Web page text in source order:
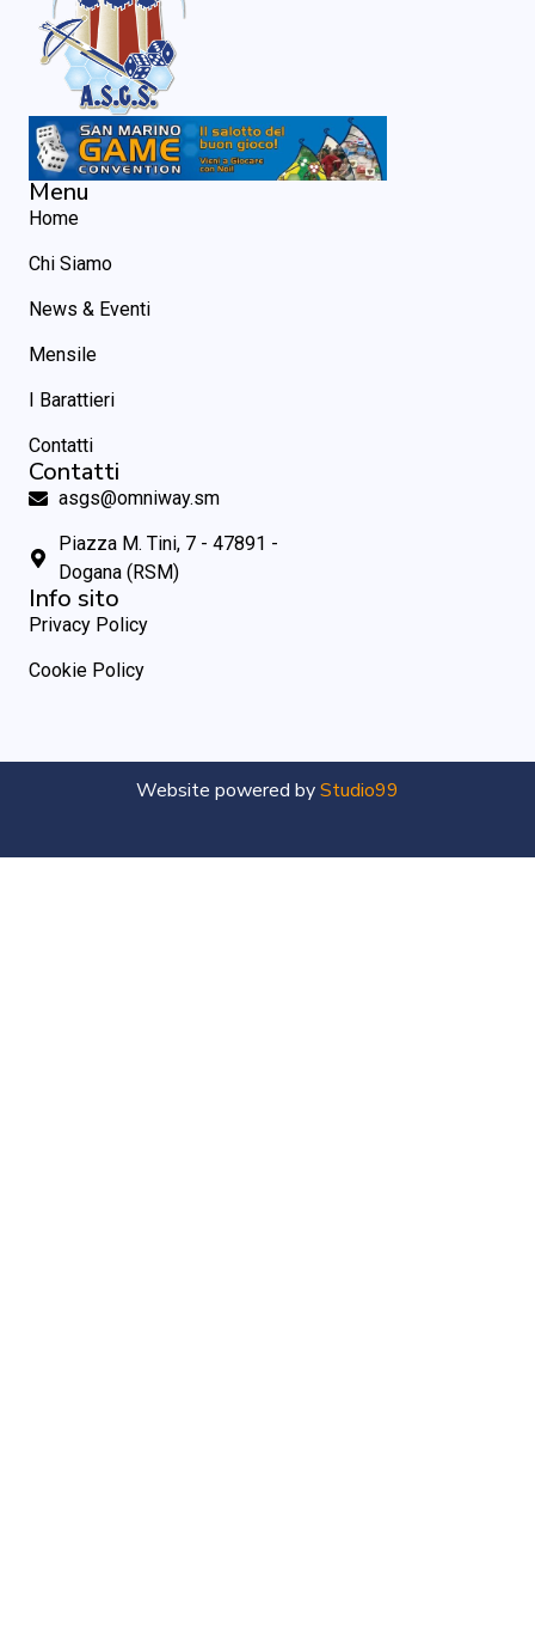
Menu
Home
Chi Siamo
News & Eventi
Mensile
I Barattieri
Contatti
Contatti
asgs@omniway.sm
Piazza M. Tini, 7 - 47891 -
Dogana (RSM)
Info sito
Privacy Policy
Cookie Policy
Website powered byStudio99